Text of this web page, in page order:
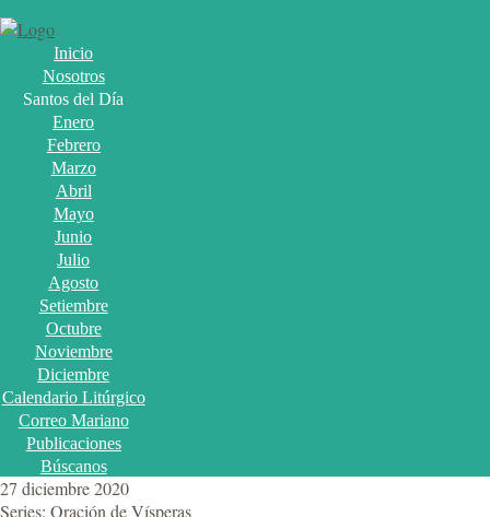
Inicio
Nosotros
Santos del Día
Enero
Febrero
Marzo
Abril
Mayo
Junio
Julio
Agosto
Setiembre
Octubre
Noviembre
Diciembre
Calendario Litúrgico
Correo Mariano
Publicaciones
Búscanos
27 diciembre 2020
Series: Oración de Vísperas